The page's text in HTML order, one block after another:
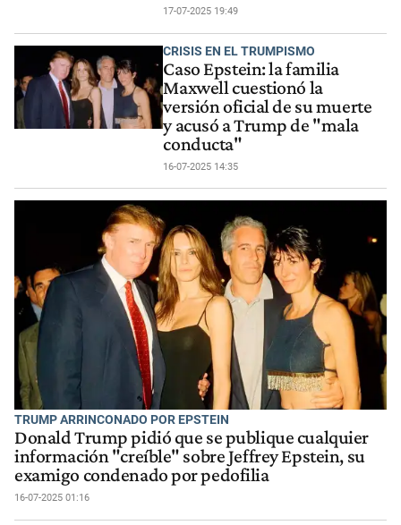
17-07-2025 19:49
CRISIS EN EL TRUMPISMO
Caso Epstein: la familia
Maxwell cuestionó la
versión oficial de su muerte
y acusó a Trump de "mala
conducta"
16-07-2025 14:35
TRUMP ARRINCONADO POR EPSTEIN
Donald Trump pidió que se publique cualquier
información "creíble" sobre Jeffrey Epstein, su
examigo condenado por pedofilia
16-07-2025 01:16